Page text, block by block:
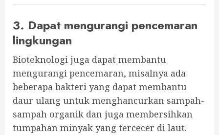
3. Dapat mengurangi pencemaran
lingkungan
Bioteknologi juga dapat membantu
mengurangi pencemaran, misalnya ada
beberapa bakteri yang dapat membantu
daur ulang untuk menghancurkan sampah-
sampah organik dan juga membersihkan
tumpahan minyak yang tercecer di laut.